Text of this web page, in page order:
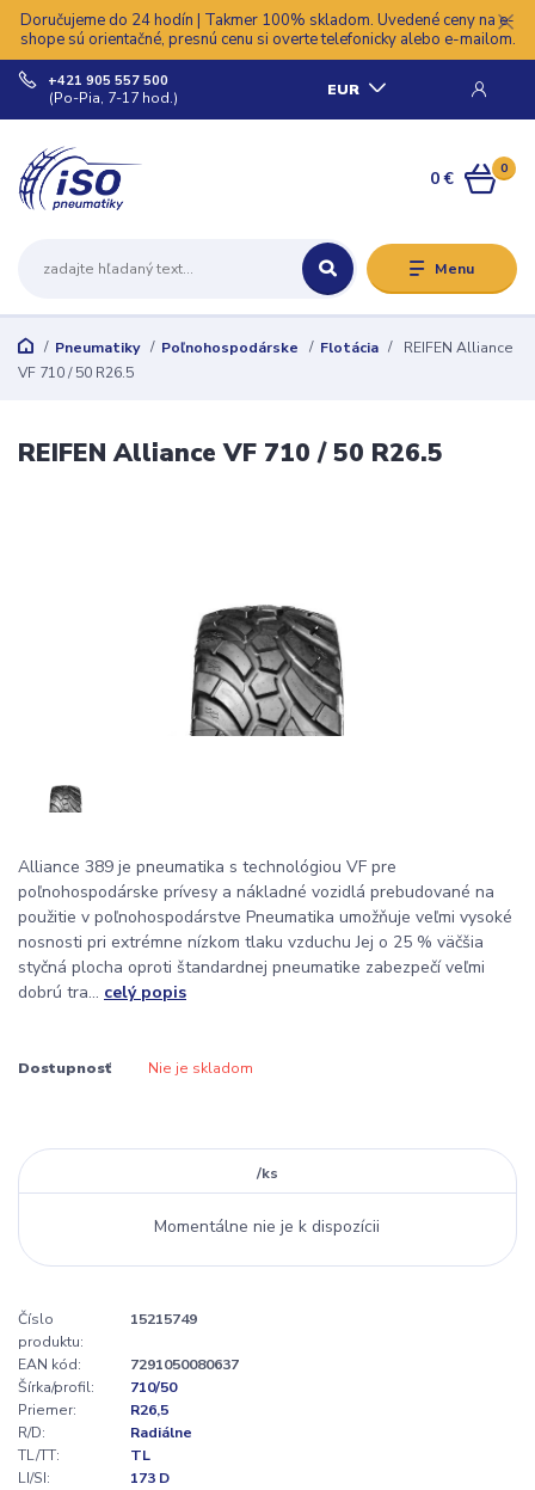
Doručujeme do 24 hodín | Takmer 100% skladom. Uvedené ceny na e-
shope sú orientačné, presnú cenu si overte telefonicky alebo e-mailom.
Menu
EUR
+421 905 557 500
(Po-Pia, 7-17 hod.)
0
0 €
Pneumatiky Poľnohospodárske Flotácia
REIFEN Alliance
VF 710 / 50 R26.5
REIFEN Alliance VF 710 / 50 R26.5
Alliance 389 je pneumatika s technológiou VF pre
poľnohospodárske prívesy a nákladné vozidlá prebudované na
použitie v poľnohospodárstve Pneumatika umožňuje veľmi vysoké
nosnosti pri extrémne nízkom tlaku vzduchu Jej o 25 % väčšia
styčná plocha oproti štandardnej pneumatike zabezpečí veľmi
dobrú tra... celý popis
Dostupnosť Nie je skladom
/ks
Momentálne nie je k dispozícii
Číslo
produktu:
15215749
EAN kód:
7291050080637
Šírka/profil:
710/50
Priemer:
R26,5
R/D:
Radiálne
TL/TT:
TL
LI/SI:
173 D